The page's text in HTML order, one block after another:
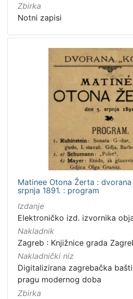
Zbirka
Notni zapisi
Matinee Otona Žerta : dvorana
srpnja 1891. : program
Izdanje
Elektroničko izd. izvornika
Nakladnik
Zagreb : Knjižnice grada
Nakladnički niz
Digitalizirana zagrebačka
pragu modernog doba
Zbirka